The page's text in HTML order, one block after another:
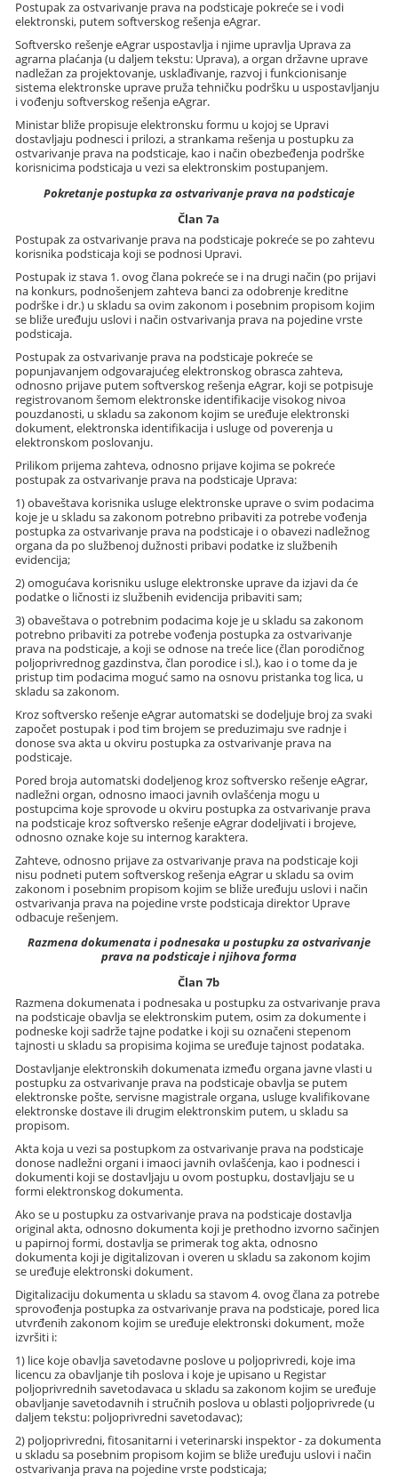
Postupak za ostvarivanje prava na podsticaje pokreće se i vodi
elektronski, putem softverskog rešenja eAgrar.
Softversko rešenje eAgrar uspostavlja i njime upravlja Uprava za
agrarna plaćanja (u daljem tekstu: Uprava), a organ državne uprave
nadležan za projektovanje, usklađivanje, razvoj i funkcionisanje
sistema elektronske uprave pruža tehničku podršku u uspostavljanju
i vođenju softverskog rešenja eAgrar.
Ministar bliže propisuje elektronsku formu u kojoj se Upravi
dostavljaju podnesci i prilozi, a strankama rešenja u postupku za
ostvarivanje prava na podsticaje, kao i način obezbeđenja podrške
korisnicima podsticaja u vezi sa elektronskim postupanjem.
Pokretanje postupka za ostvarivanje prava na podsticaje
Član 7a
Postupak za ostvarivanje prava na podsticaje pokreće se po zahtevu
korisnika podsticaja koji se podnosi Upravi.
Postupak iz stava 1. ovog člana pokreće se i na drugi način (po prijavi
na konkurs, podnošenjem zahteva banci za odobrenje kreditne
podrške i dr.) u skladu sa ovim zakonom i posebnim propisom kojim
se bliže uređuju uslovi i način ostvarivanja prava na pojedine vrste
podsticaja.
Postupak za ostvarivanje prava na podsticaje pokreće se
popunjavanjem odgovarajućeg elektronskog obrasca zahteva,
odnosno prijave putem softverskog rešenja eAgrar, koji se potpisuje
registrovanom šemom elektronske identifikacije visokog nivoa
pouzdanosti, u skladu sa zakonom kojim se uređuje elektronski
dokument, elektronska identifikacija i usluge od poverenja u
elektronskom poslovanju.
Prilikom prijema zahteva, odnosno prijave kojima se pokreće
postupak za ostvarivanje prava na podsticaje Uprava:
1) obaveštava korisnika usluge elektronske uprave o svim podacima
koje je u skladu sa zakonom potrebno pribaviti za potrebe vođenja
postupka za ostvarivanje prava na podsticaje i o obavezi nadležnog
organa da po službenoj dužnosti pribavi podatke iz službenih
evidencija;
2) omogućava korisniku usluge elektronske uprave da izjavi da će
podatke o ličnosti iz službenih evidencija pribaviti sam;
3) obaveštava o potrebnim podacima koje je u skladu sa zakonom
potrebno pribaviti za potrebe vođenja postupka za ostvarivanje
prava na podsticaje, a koji se odnose na treće lice (član porodičnog
poljoprivrednog gazdinstva, član porodice i sl.), kao i o tome da je
pristup tim podacima moguć samo na osnovu pristanka tog lica, u
skladu sa zakonom.
Kroz softversko rešenje eAgrar automatski se dodeljuje broj za svaki
započet postupak i pod tim brojem se preduzimaju sve radnje i
donose sva akta u okviru postupka za ostvarivanje prava na
podsticaje.
Pored broja automatski dodeljenog kroz softversko rešenje eAgrar,
nadležni organ, odnosno imaoci javnih ovlašćenja mogu u
postupcima koje sprovode u okviru postupka za ostvarivanje prava
na podsticaje kroz softversko rešenje eAgrar dodeljivati i brojeve,
odnosno oznake koje su internog karaktera.
Zahteve, odnosno prijave za ostvarivanje prava na podsticaje koji
nisu podneti putem softverskog rešenja eAgrar u skladu sa ovim
zakonom i posebnim propisom kojim se bliže uređuju uslovi i način
ostvarivanja prava na pojedine vrste podsticaja direktor Uprave
odbacuje rešenjem.
Razmena dokumenata i podnesaka u postupku za ostvarivanje
prava na podsticaje i njihova forma
Član 7b
Razmena dokumenata i podnesaka u postupku za ostvarivanje prava
na podsticaje obavlja se elektronskim putem, osim za dokumente i
podneske koji sadrže tajne podatke i koji su označeni stepenom
tajnosti u skladu sa propisima kojima se uređuje tajnost podataka.
Dostavljanje elektronskih dokumenata između organa javne vlasti u
postupku za ostvarivanje prava na podsticaje obavlja se putem
elektronske pošte, servisne magistrale organa, usluge kvalifikovane
elektronske dostave ili drugim elektronskim putem, u skladu sa
propisom.
Akta koja u vezi sa postupkom za ostvarivanje prava na podsticaje
donose nadležni organi i imaoci javnih ovlašćenja, kao i podnesci i
dokumenti koji se dostavljaju u ovom postupku, dostavljaju se u
formi elektronskog dokumenta.
Ako se u postupku za ostvarivanje prava na podsticaje dostavlja
original akta, odnosno dokumenta koji je prethodno izvorno sačinjen
u papirnoj formi, dostavlja se primerak tog akta, odnosno
dokumenta koji je digitalizovan i overen u skladu sa zakonom kojim
se uređuje elektronski dokument.
Digitalizaciju dokumenta u skladu sa stavom 4. ovog člana za potrebe
sprovođenja postupka za ostvarivanje prava na podsticaje, pored lica
utvrđenih zakonom kojim se uređuje elektronski dokument, može
izvršiti i:
1) lice koje obavlja savetodavne poslove u poljoprivredi, koje ima
licencu za obavljanje tih poslova i koje je upisano u Registar
poljoprivrednih savetodavaca u skladu sa zakonom kojim se uređuje
obavljanje savetodavnih i stručnih poslova u oblasti poljoprivrede (u
daljem tekstu: poljoprivredni savetodavac);
2) poljoprivredni, fitosanitarni i veterinarski inspektor - za dokumenta
u skladu sa posebnim propisom kojim se bliže uređuju uslovi i način
ostvarivanja prava na pojedine vrste podsticaja;